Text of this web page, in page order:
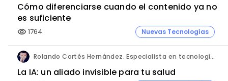
Cómo diferenciarse cuando el contenido ya no
es suficiente
visibility 1764 Nuevas Tecnologías
Rolando Cortés Hernández. Especialista en tecnología e inteligencia artificial. Director Comercial. AQUÍ tu Remodelación.
La IA: un aliado invisible para tu salud